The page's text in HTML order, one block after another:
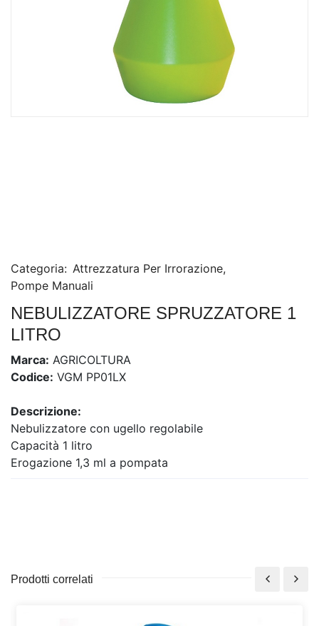
Categoria: Attrezzatura Per Irrorazione,
Pompe Manuali
NEBULIZZATORE SPRUZZATORE 1
LITRO
Marca: AGRICOLTURA
Codice: VGM PP01LX
Descrizione:
Nebulizzatore con ugello regolabile
Capacità 1 litro
Erogazione 1,3 ml a pompata
Prodotti correlati